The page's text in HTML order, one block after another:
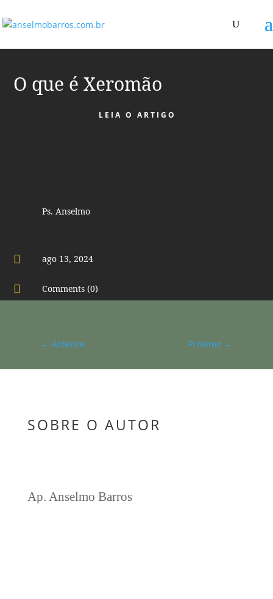
O que é Xeromão
LEIA O ARTIGO
Ps. Anselmo
 ago 13, 2024
 Comments (0)
←Anterior Próximo→
SOBRE O AUTOR
Ap. Anselmo Barros